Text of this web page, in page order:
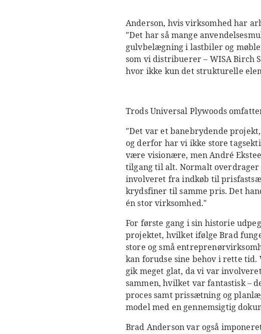
Anderson, hvis virksomhed har
"Det har så mange
gulvbelægning i lastbiler og
som vi distribuerer – WISA Birch
hvor ikke kun det strukturelle
Trods Universal Plywoods
"Det var et banebrydende
og derfor har vi ikke store
være visionære, men André
tilgang til alt. Normalt
involveret fra indkøb til
krydsfiner til samme pris. Det
én stor virksomhed."
For første gang i sin historie
projektet, hvilket ifølge Brad
store og små
kan forudse sine behov i rette
gik meget glat, da vi var
sammen, hvilket var fantastisk –
proces samt prissætning og
model med en gennemsigtig
Brad Anderson var også